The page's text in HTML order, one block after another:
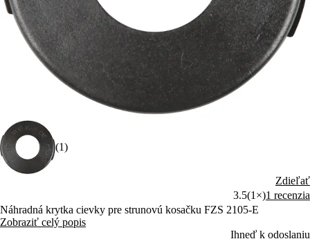
(1)
Zdieľať
3.5(1×)1 recenzia
Náhradná krytka cievky pre strunovú kosačku FZS 2105-E
Zobraziť celý popis
Ihneď k odoslaniu